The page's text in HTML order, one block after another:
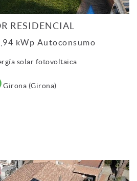
RESIDENCIAL
kWp Autoconsumo
solar fotovoltaica
Girona (Girona)